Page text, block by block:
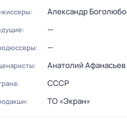
Александр
—
—
Анатолий Афанасьев
СССР
ТО «Экран»